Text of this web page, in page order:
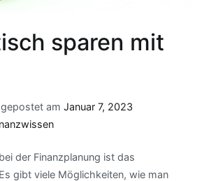
sparen mit
am Januar 7, 2023
der Finanzplanung ist das
gibt viele Möglichkeiten, wie man